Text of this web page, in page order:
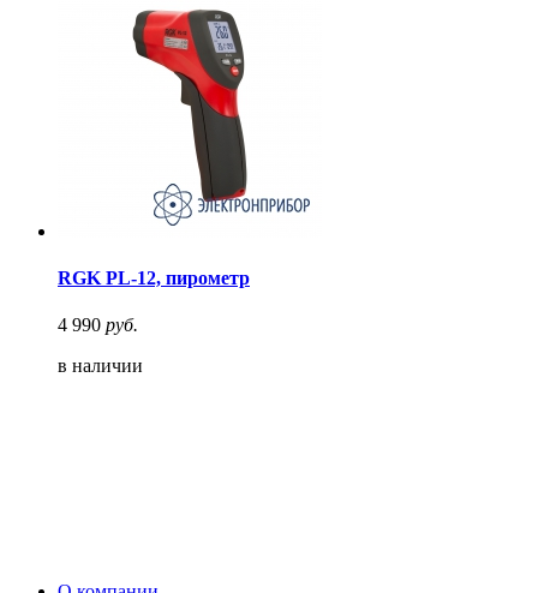
RGK PL-12, пирометр
4 990 руб.
в наличии